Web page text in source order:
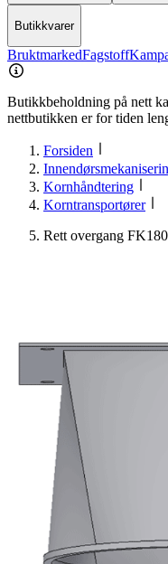
Butikkvarer
BruktmarkedFagstoff
Butikkbeholdning på nett
nettbutikken er for tiden
Forsiden
Kornhåndtering
Korntransportører
Rett overgang